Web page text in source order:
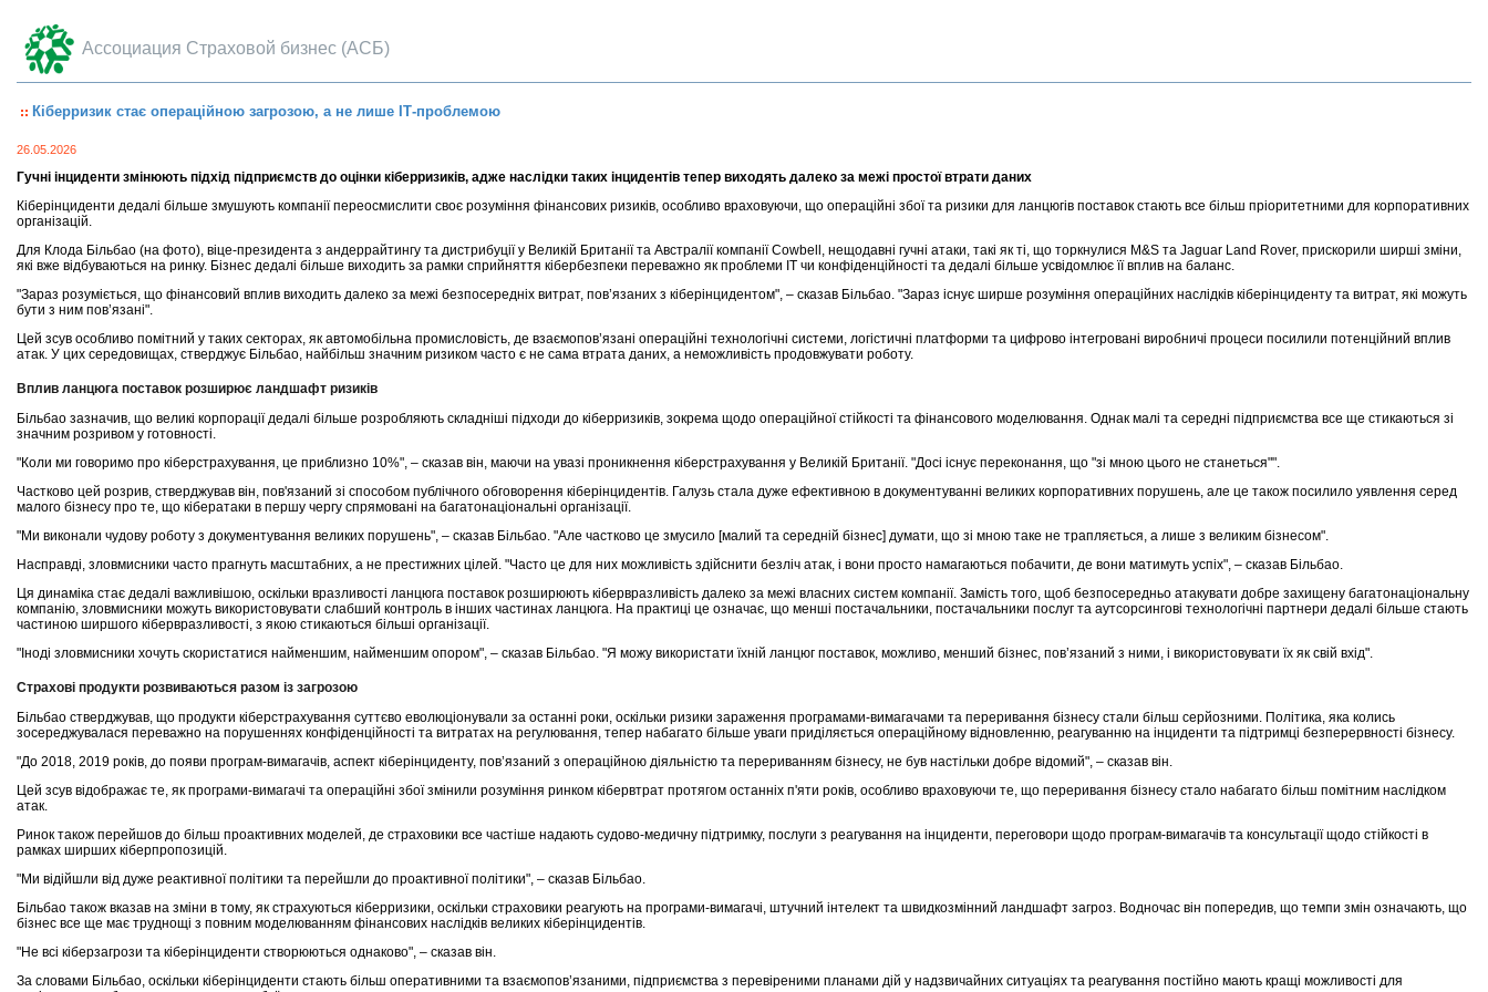
Ассоциация Страховой бизнес (АСБ)
Кіберризик стає операційною загрозою, а не лише ІТ-проблемою
26.05.2026
Гучні інциденти змінюють підхід підприємств до оцінки кіберризиків, адже наслідки таких інцидентів тепер виходять далеко за межі простої втрати даних
Кіберінциденти дедалі більше змушують компанії переосмислити своє розуміння фінансових ризиків, особливо враховуючи, що операційні збої та ризики для ланцюгів поставок стають все більш пріоритетними для корпоративних
організацій.
Для Клода Більбао (на фото), віце-президента з андеррайтингу та дистрибуції у Великій Британії та Австралії компанії Cowbell, нещодавні гучні атаки, такі як ті, що торкнулися M&S та Jaguar Land Rover, прискорили ширші зміни,
які вже відбуваються на ринку. Бізнес дедалі більше виходить за рамки сприйняття кібербезпеки переважно як проблеми ІТ чи конфіденційності та дедалі більше усвідомлює її вплив на баланс.
"Зараз розуміється, що фінансовий вплив виходить далеко за межі безпосередніх витрат, пов’язаних з кіберінцидентом", – сказав Більбао. "Зараз існує ширше розуміння операційних наслідків кіберінциденту та витрат, які можуть
бути з ним пов’язані".
Цей зсув особливо помітний у таких секторах, як автомобільна промисловість, де взаємопов’язані операційні технологічні системи, логістичні платформи та цифрово інтегровані виробничі процеси посилили потенційний вплив
атак. У цих середовищах, стверджує Більбао, найбільш значним ризиком часто є не сама втрата даних, а неможливість продовжувати роботу.
Вплив ланцюга поставок розширює ландшафт ризиків
Більбао зазначив, що великі корпорації дедалі більше розробляють складніші підходи до кіберризиків, зокрема щодо операційної стійкості та фінансового моделювання. Однак малі та середні підприємства все ще стикаються зі
значним розривом у готовності.
"Коли ми говоримо про кіберстрахування, це приблизно 10%", – сказав він, маючи на увазі проникнення кіберстрахування у Великій Британії. "Досі існує переконання, що "зі мною цього не станеться"".
Частково цей розрив, стверджував він, пов'язаний зі способом публічного обговорення кіберінцидентів. Галузь стала дуже ефективною в документуванні великих корпоративних порушень, але це також посилило уявлення серед
малого бізнесу про те, що кібератаки в першу чергу спрямовані на багатонаціональні організації.
"Ми виконали чудову роботу з документування великих порушень", – сказав Більбао. "Але частково це змусило [малий та середній бізнес] думати, що зі мною таке не трапляється, а лише з великим бізнесом".
Насправді, зловмисники часто прагнуть масштабних, а не престижних цілей. "Часто це для них можливість здійснити безліч атак, і вони просто намагаються побачити, де вони матимуть успіх", – сказав Більбао.
Ця динаміка стає дедалі важливішою, оскільки вразливості ланцюга поставок розширюють кібервразливість далеко за межі власних систем компанії. Замість того, щоб безпосередньо атакувати добре захищену багатонаціональну
компанію, зловмисники можуть використовувати слабший контроль в інших частинах ланцюга. На практиці це означає, що менші постачальники, постачальники послуг та аутсорсингові технологічні партнери дедалі більше стають
частиною ширшого кібервразливості, з якою стикаються більші організації.
"Іноді зловмисники хочуть скористатися найменшим, найменшим опором", – сказав Більбао. "Я можу використати їхній ланцюг поставок, можливо, менший бізнес, пов’язаний з ними, і використовувати їх як свій вхід".
Страхові продукти розвиваються разом із загрозою
Більбао стверджував, що продукти кіберстрахування суттєво еволюціонували за останні роки, оскільки ризики зараження програмами-вимагачами та переривання бізнесу стали більш серйозними. Політика, яка колись
зосереджувалася переважно на порушеннях конфіденційності та витратах на регулювання, тепер набагато більше уваги приділяється операційному відновленню, реагуванню на інциденти та підтримці безперервності бізнесу.
"До 2018, 2019 років, до появи програм-вимагачів, аспект кіберінциденту, пов’язаний з операційною діяльністю та перериванням бізнесу, не був настільки добре відомий", – сказав він.
Цей зсув відображає те, як програми-вимагачі та операційні збої змінили розуміння ринком кібервтрат протягом останніх п'яти років, особливо враховуючи те, що переривання бізнесу стало набагато більш помітним наслідком
атак.
Ринок також перейшов до більш проактивних моделей, де страховики все частіше надають судово-медичну підтримку, послуги з реагування на інциденти, переговори щодо програм-вимагачів та консультації щодо стійкості в
рамках ширших кіберпропозицій.
"Ми відійшли від дуже реактивної політики та перейшли до проактивної політики", – сказав Більбао.
Більбао також вказав на зміни в тому, як страхуються кіберризики, оскільки страховики реагують на програми-вимагачі, штучний інтелект та швидкозмінний ландшафт загроз. Водночас він попередив, що темпи змін означають, що
бізнес все ще має труднощі з повним моделюванням фінансових наслідків великих кіберінцидентів.
"Не всі кіберзагрози та кіберінциденти створюються однаково", – сказав він.
За словами Більбао, оскільки кіберінциденти стають більш оперативними та взаємопов’язаними, підприємства з перевіреними планами дій у надзвичайних ситуаціях та реагування постійно мають кращі можливості для